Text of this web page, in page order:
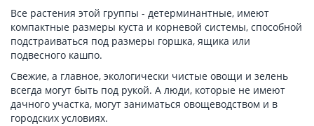
Все растения этой группы - детерминантные, имеют
компактные размеры куста и корневой системы, способной
подстраиваться под размеры горшка, ящика или
подвесного кашпо.
Свежие, а главное, экологически чистые овощи и зелень
всегда могут быть под рукой. А люди, которые не имеют
дачного участка, могут заниматься овощеводством и в
городских условиях.